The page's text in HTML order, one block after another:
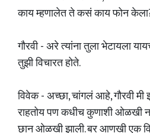
काय म्हणालेत ते कसं काय फोन
गौरवी - अरे त्यांना तुला भेटायला
तुझी विचारत होते.
विवेक - अच्छा, चांगलं आहे, गौरवी
राहतोय पण कधीच कुणाशी ओळखी
छान ओळखी झाली. बर आणखी एक